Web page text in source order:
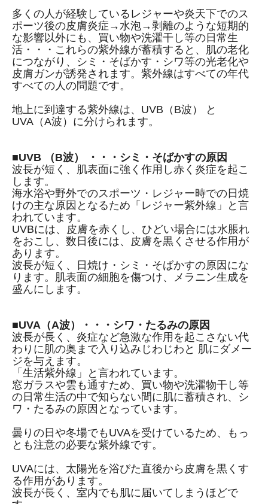
多くの人が経験しているレジャーや炎天下でのス
ポーツ後の皮膚炎症→水泡→剥離のような短期的
な影響以外にも、買い物や洗濯干し等の日常生
活・・・これらの紫外線が蓄積すると、肌の老化
につながり、シミ・そばかす・シワ等の光老化や
皮膚ガンが誘発されます。紫外線はすべての年代
すべての人の問題です。
地上に到達する紫外線は、UVB（B波） と
UVA（A波）に分けられます。
■UVB （B波） ・・・シミ・そばかすの原因
波長が短く、肌表面に強く作用し赤く炎症を起こ
します。
海水浴や野外でのスポーツ・レジャー時での日焼
けの主な原因となるため「レジャー紫外線」と言
われています。
UVBには、皮膚を赤くし、ひどい場合には水脹れ
をおこし、数日後には、皮膚を黒くさせる作用が
あります。
波長が短く、日焼け・シミ・そばかすの原因にな
ります。肌表面の細胞を傷つけ、メラニン生成を
盛んにします。
■UVA（A波）・・・シワ・たるみの原因
波長が長く、炎症など急激な作用を起こさない代
わりに肌の奥まで入り込みじわじわと 肌にダメー
ジを与えます。
「生活紫外線」と言われています。
窓ガラスや雲も通すため、買い物や洗濯物干し等
の日常生活の中で知らない間に肌に蓄積され、シ
ワ・たるみの原因となっています。
曇りの日や冬場でもUVAを受けているため、もっ
とも注意の必要な紫外線です。
UVAには、太陽光を浴びた直後から皮膚を黒くす
る作用があります。
波長が長く、室内でも肌に届いてしまうほどで